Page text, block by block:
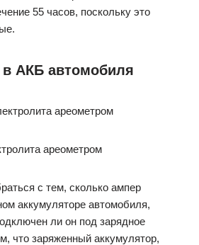
55 часов, поскольку это
АКБ автомобиля
ареометром
с тем, сколько ампер
аккумуляторе автомобиля,
ли он под зарядное
что заряженный аккумулятор,